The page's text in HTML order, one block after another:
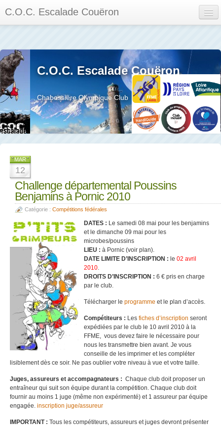
C.O.C. Escalade Couëron
Calendrier des événements et des compétitions
Les membres
Les séances
Privée
La salle et le mur
C.O.C. Escalade Couëron
Chabossière Olympique Club
MAR
12
Challenge départemental Poussins
Benjamins à Pornic 2010
Catégorie : Compétitions fédérales
DATES : Le samedi 08 mai pour les benjamins
et le dimanche 09 mai pour les
microbes/poussins
LIEU : à Pornic (voir plan).
DATE LIMITE D’INSCRIPTION : le 02 avril
2010.
DROITS D’INSCRIPTION : 6 € pris en charge
par le club.
Télécharger le programme et le plan d’accès.
Compétiteurs : Les fiches d’inscription seront
expédiées par le club le 10 avril 2010 à la
FFME, vous devez faire le nécessaire pour
nous les transmettre bien avant. Je vous
conseille de les imprimer et les compléter
lisiblement dès ce soir. Ne pas oublier votre niveau à vue et votre taille.
Juges, assureurs et accompagnateurs : Chaque club doit proposer un
entraîneur qui suit son équipe durant la compétition. Chaque club doit
fournir au moins 1 juge (même non expérimenté) et 1 assureur par équipe
engagée. inscription juge/assureur
IMPORTANT : Tous les compétiteurs, assureurs et juges devront présenter